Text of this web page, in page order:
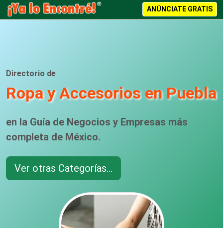
ANÚNCIATE GRATIS
Directorio de
Ropa y Accesorios en Puebla
en la Guía de Negocios y Empresas más
completa de México.
Ver otras Categorías...